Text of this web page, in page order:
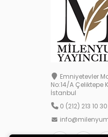
Emniyetevler
No:14/A Çeliktepe
İstanbul
0 (212) 213 10 30